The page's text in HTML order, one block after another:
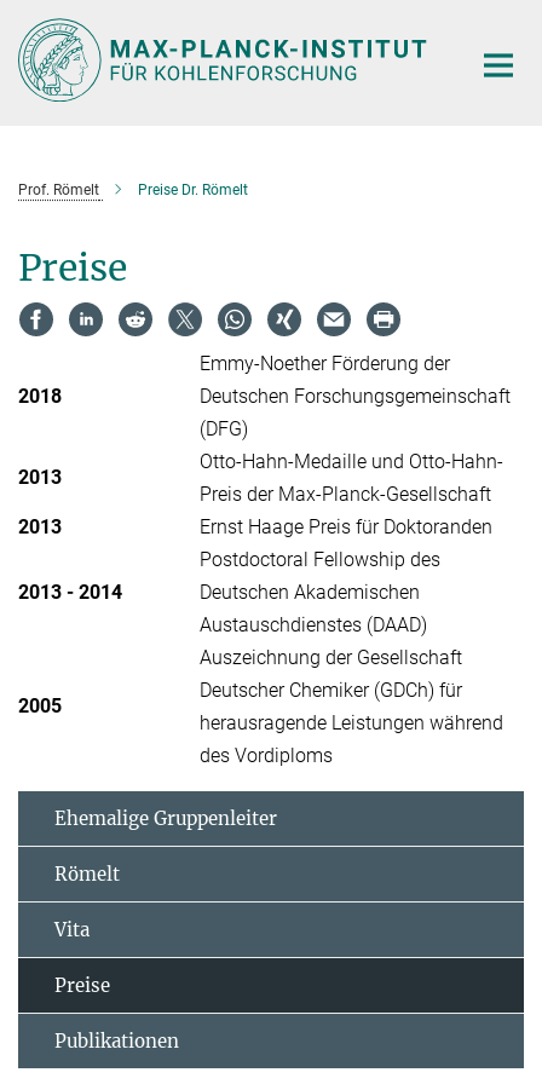
Hauptinhalt
Prof. Römelt Preise Dr. Römelt
Preise
2018
Emmy-Noether Förderung der
Deutschen Forschungsgemeinschaft
(DFG)
2013
Otto-Hahn-Medaille und Otto-Hahn-
Preis der Max-Planck-Gesellschaft
2013
Ernst Haage Preis für Doktoranden
2013 - 2014
Postdoctoral Fellowship des
Deutschen Akademischen
Austauschdienstes (DAAD)
2005
Auszeichnung der Gesellschaft
Deutscher Chemiker (GDCh) für
herausragende Leistungen während
des Vordiploms
Ehemalige Gruppenleiter
Römelt
Vita
Preise
Publikationen